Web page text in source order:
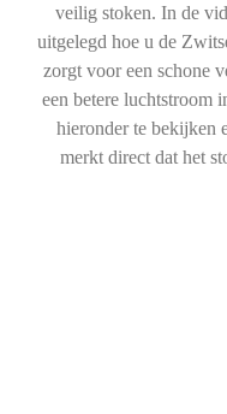
veilig stoken. In de
uitgelegd hoe u de
zorgt voor een schone
een betere luchtstroom
hieronder te bekijken
merkt direct dat het